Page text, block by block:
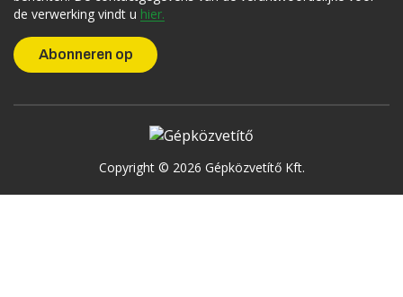
de verwerking vindt u hier.
Copyright © 2026 Gépközvetítő Kft.